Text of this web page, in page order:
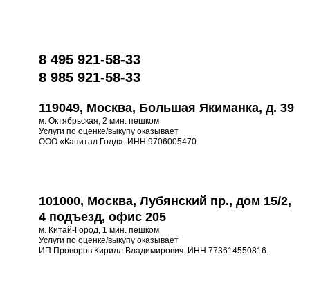
8 495 921-58-33
8 985 921-58-33
119049, Москва, Большая Якиманка, д. 39
м. Октябрьская, 2 мин. пешком
Услуги по оценке/выкупу оказывает
ООО «Капитал Голд». ИНН 9706005470.
101000, Москва, Лубянский пр., дом 15/2,
4 подъезд, офис 205
м. Китай-Город, 1 мин. пешком
Услуги по оценке/выкупу оказывает
ИП Проворов Кирилл Владимирович. ИНН 773614550816.